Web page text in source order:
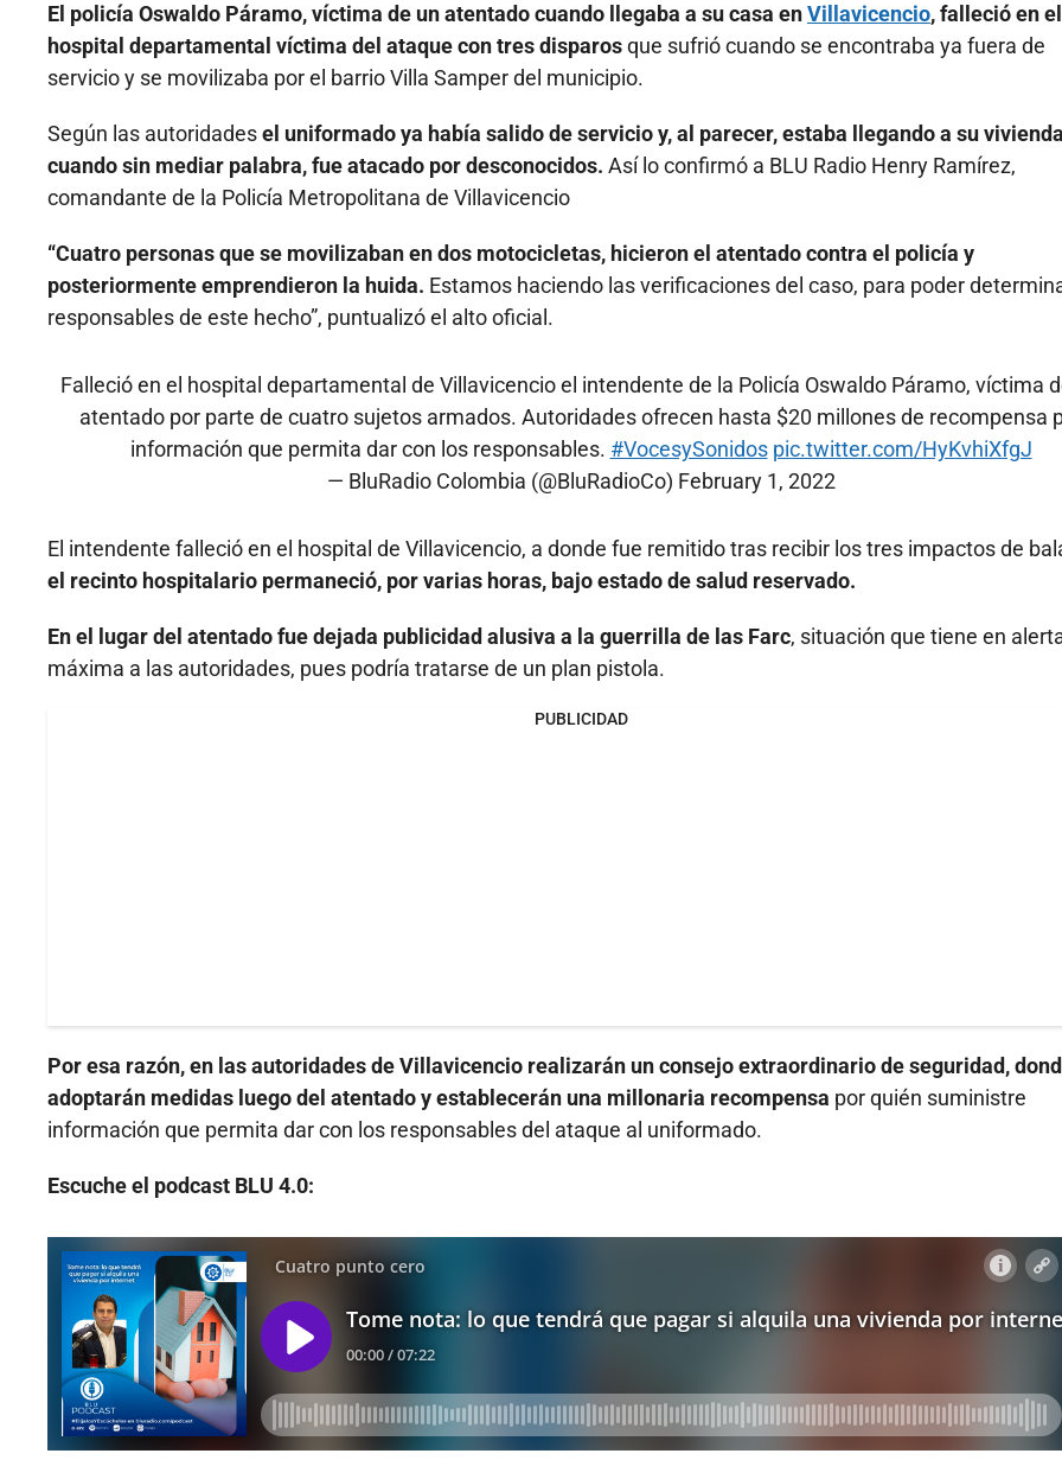
El policía Oswaldo Páramo, víctima de un atentado cuando llegaba a su casa enVillavicencio, falleció en el
hospital departamental víctima del ataque con tres disparosque sufrió cuando se encontraba ya fuera de
servicio y se movilizaba por el barrio Villa Samper del municipio.
Según las autoridadesel uniformado ya había salido de servicio y, al parecer, estaba llegando a su
cuando sin mediar palabra, fue atacado por desconocidos. Así lo confirmó a BLU Radio Henry Ramírez,
comandante de la Policía Metropolitana de Villavicencio
“Cuatro personas que se movilizaban en dos motocicletas, hicieron el atentado contra el policía y
posteriormente emprendieron la huida. Estamos haciendo las verificaciones del caso, para poder
responsables de este hecho”, puntualizó el alto oficial.
Falleció en el hospital departamental de Villavicencio el intendente de la Policía Oswaldo Páramo, víctima
atentado por parte de cuatro sujetos armados. Autoridades ofrecen hasta $20 millones de recompensa
información que permita dar con los responsables. #VocesySonidos pic.twitter.com/HyKvhiXfgJ
— BluRadio Colombia (@BluRadioCo) February 1, 2022
El intendente falleció en el hospital de Villavicencio, a donde fue remitido tras recibir los tres impactos de
el recinto hospitalario permaneció, por varias horas, bajo estado de salud reservado.
En el lugar del atentado fue dejada publicidad alusiva a la guerrilla de las Farc, situación que tiene en
máxima a las autoridades, pues podría tratarse de un plan pistola.
PUBLICIDAD
Por esa razón, en las autoridades de Villavicencio realizarán un consejo extraordinario de seguridad,
adoptarán medidas luego del atentado y establecerán una millonaria recompensa por quién suministre
información que permita dar con los responsables del ataque al uniformado.
Escuche el podcast BLU 4.0: